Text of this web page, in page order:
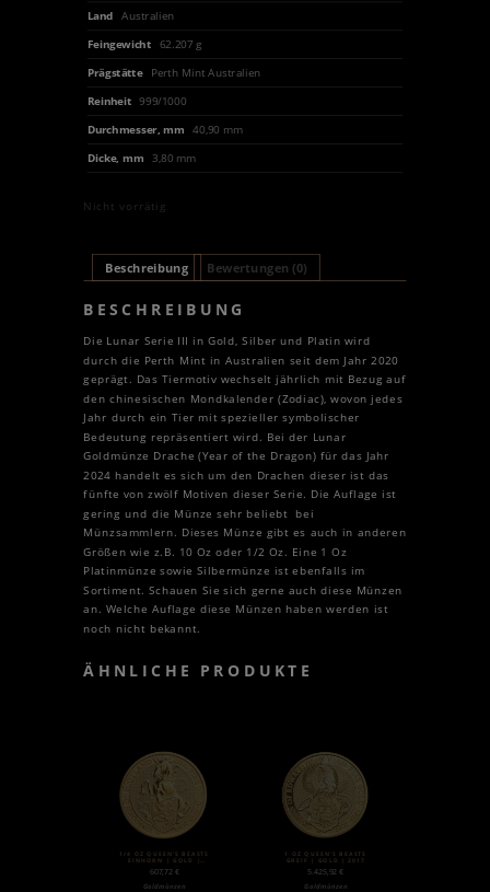
Land
Australien
Feingewicht
62.207 g
Prägstätte
Perth Mint Australien
Reinheit 999/1000
Durchmesser, mm
40,90 mm
Dicke, mm
3,80 mm
Nicht vorrätig
Beschreibung Bewertungen (0)
BESCHREIBUNG
Die Lunar Serie III in Gold, Silber und Platin wird
durch die Perth Mint in Australien seit dem Jahr 2020
geprägt. Das Tiermotiv wechselt jährlich mit Bezug auf
den chinesischen Mondkalender (Zodiac), wovon jedes
Jahr durch ein Tier mit spezieller symbolischer
Bedeutung repräsentiert wird. Bei der Lunar
Goldmünze Drache (Year of the Dragon) für das Jahr
2024 handelt es sich um den Drachen dieser ist das
fünfte von zwölf Motiven dieser Serie. Die Auflage ist
gering und die Münze sehr beliebt bei
Münzsammlern. Dieses Münze gibt es auch in anderen
Größen wie z.B. 10 Oz oder 1/2 Oz. Eine 1 Oz
Platinmünze sowie Silbermünze ist ebenfalls im
Sortiment. Schauen Sie sich gerne auch diese Münzen
an. Welche Auflage diese Münzen haben werden ist
noch nicht bekannt.
ÄHNLICHE PRODUKTE
1/4 OZ QUEEN’S BEASTS
EINHORN | GOLD |
2018
607,72 €
Goldmünzen
1 OZ QUEEN’S BEASTS
GREIF | GOLD | 2017
5.425,92€
Goldmünzen